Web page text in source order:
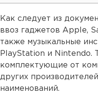
Как следует из
ввоз гаджетов Apple,
также музыкальные
PlayStation и Nintendo.
комплектующие от
других
наименований.